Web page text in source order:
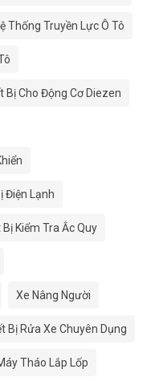
Thống Truyền Lực Ô Tô
Bị Cho Động Cơ Diezen
Điện Lạnh
Kiểm Tra Ắc Quy
Xe Nâng Người
Bị Rửa Xe Chuyên Dụng
Tháo Lắp Lốp